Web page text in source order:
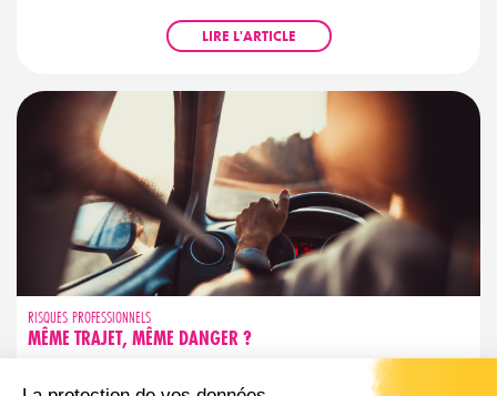
LIRE L'ARTICLE
RISQUES PROFESSIONNELS
MÊME TRAJET, MÊME DANGER ?
Trajet familier ne rime pas avec sécurité garantie. Découvrez les
réflexes simples pour garder votre vigilance active, même sur